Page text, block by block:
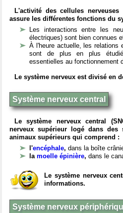
L'activité des cellules nerveuses
assure les différentes fonctions du
Les interactions entre les
électriques) sont bien connues
À l'heure actuelle, les relations
sont de plus en plus
essentielles au fonctionnement
Le système nerveux est divisé en
Système nerveux central
Le système nerveux central
nerveux supérieur logé dans des
animaux supérieurs qui comprend :
l'encéphale, dans la boîte
la moelle épinière, dans le
Le système nerveux
informations.
Système nerveux